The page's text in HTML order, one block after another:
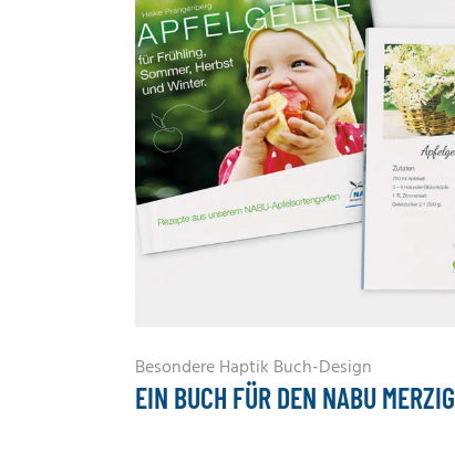
Besondere Haptik Buch-Design
EIN BUCH FÜR DEN NABU MERZIG